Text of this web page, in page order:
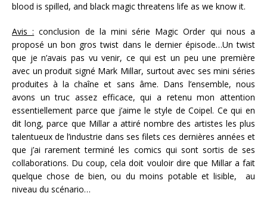
blood is spilled, and black magic threatens life as we know it.
Avis : conclusion de la mini série Magic Order qui nous a
proposé un bon gros twist dans le dernier épisode…Un twist
que je n’avais pas vu venir, ce qui est un peu une première
avec un produit signé Mark Millar, surtout avec ses mini séries
produites à la chaîne et sans âme. Dans l’ensemble, nous
avons un truc assez efficace, qui a retenu mon attention
essentiellement parce que j’aime le style de Coipel. Ce qui en
dit long, parce que Millar a attiré nombre des artistes les plus
talentueux de l’industrie dans ses filets ces dernières années et
que j’ai rarement terminé les comics qui sont sortis de ses
collaborations. Du coup, cela doit vouloir dire que Millar a fait
quelque chose de bien, ou du moins potable et lisible, au
niveau du scénario…